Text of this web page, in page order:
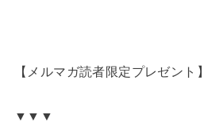
【メルマガ読者限定プレゼント】
▼▼▼